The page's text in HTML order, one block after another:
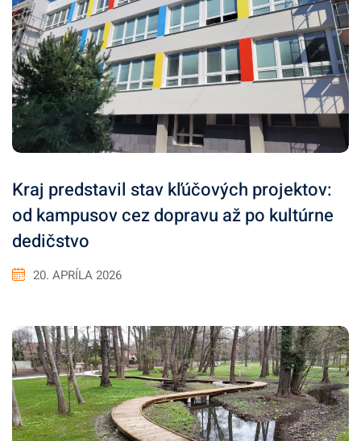
Kraj predstavil stav kľúčových projektov:
od kampusov cez dopravu až po kultúrne
dedičstvo
20. APRÍLA 2026